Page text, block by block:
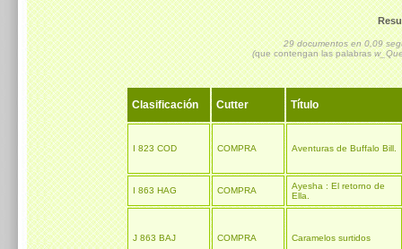
29 documentos en 0,09
(que contengan las palabras
Clasificación Cutter Título
I 823 COD COMPRA Aventuras de Buffalo Bill.
I 863 HAG COMPRA
Ayesha : El retorno de
Ella.
J 863 BAJ COMPRA Caramelos surtidos